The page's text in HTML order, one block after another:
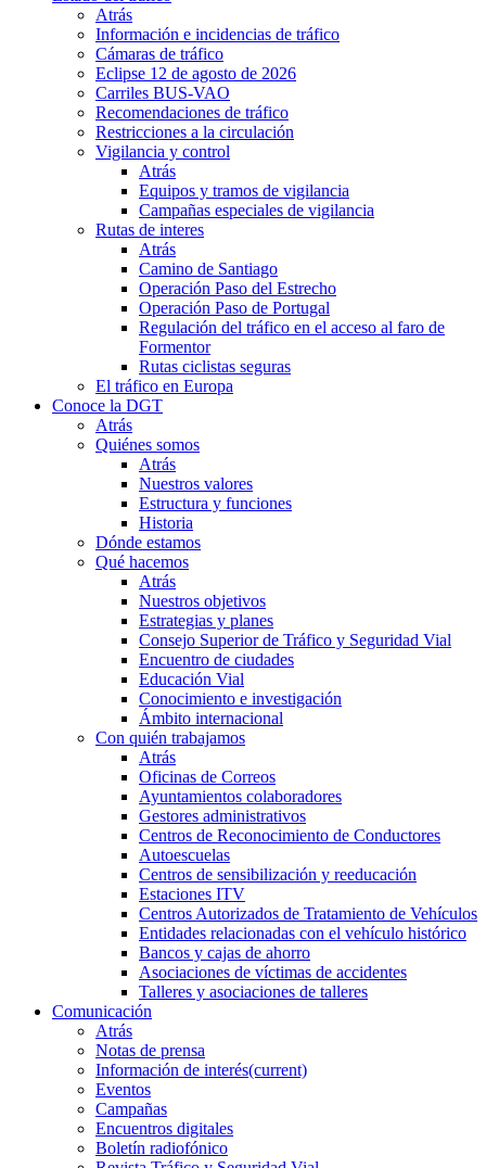
Atrás
Información e incidencias de tráfico
Cámaras de tráfico
Eclipse 12 de agosto de 2026
Carriles BUS-VAO
Recomendaciones de tráfico
Restricciones a la circulación
Vigilancia y control
Atrás
Equipos y tramos de vigilancia
Campañas especiales de vigilancia
Rutas de interes
Atrás
Camino de Santiago
Operación Paso del Estrecho
Operación Paso de Portugal
Regulación del tráfico en el acceso al faro de
Formentor
Rutas ciclistas seguras
El tráfico en Europa
Conoce la DGT
Atrás
Quiénes somos
Atrás
Nuestros valores
Estructura y funciones
Historia
Dónde estamos
Qué hacemos
Atrás
Nuestros objetivos
Estrategias y planes
Consejo Superior de Tráfico y Seguridad Vial
Encuentro de ciudades
Educación Vial
Conocimiento e investigación
Ámbito internacional
Con quién trabajamos
Atrás
Oficinas de Correos
Ayuntamientos colaboradores
Gestores administrativos
Centros de Reconocimiento de Conductores
Autoescuelas
Centros de sensibilización y reeducación
Estaciones ITV
Centros Autorizados de Tratamiento de Vehículos
Entidades relacionadas con el vehículo histórico
Bancos y cajas de ahorro
Asociaciones de víctimas de accidentes
Talleres y asociaciones de talleres
Comunicación
Atrás
Notas de prensa
Información de interés(current)
Eventos
Campañas
Encuentros digitales
Boletín radiofónico